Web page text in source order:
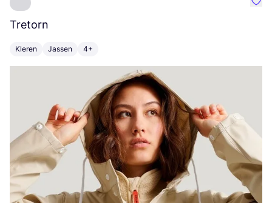
Tretorn
Kleren Jassen 4+